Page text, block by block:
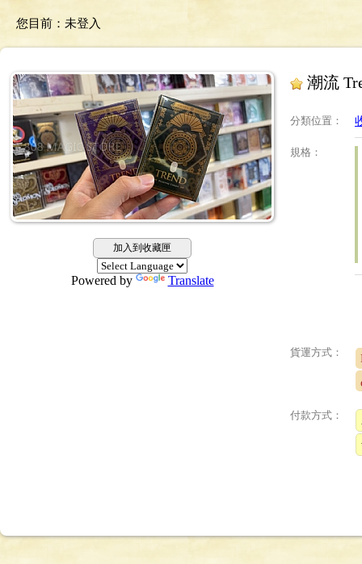
您目前： 未登入
加入到收藏匣
Powered by Translate
潮流
分類位置 ：
規格 ：
貨運方式：
付款方式：